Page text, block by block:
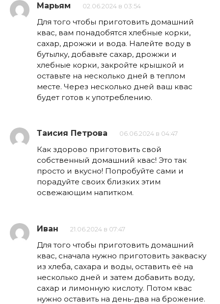
Марьям 02.06.2024 в 03:54
Для того чтобы приготовить домашний
квас, вам понадобятся хлебные корки,
сахар, дрожжи и вода. Налейте воду в
бутылку, добавьте сахар, дрожжи и
хлебные корки, закройте крышкой и
оставьте на несколько дней в теплом
месте. Через несколько дней ваш квас
будет готов к употреблению.
Таисия Петрова 06.06.2024 в 04:47
Как здорово приготовить свой
собственный домашний квас! Это так
просто и вкусно! Попробуйте сами и
порадуйте своих близких этим
освежающим напитком.
Иван 21.06.2024 в 07:47
Для того чтобы приготовить домашний
квас, сначала нужно приготовить закваску
из хлеба, сахара и воды, оставить её на
несколько дней и затем добавить воду,
сахар и лимонную кислоту. Потом квас
нужно оставить на день-два на брожение.